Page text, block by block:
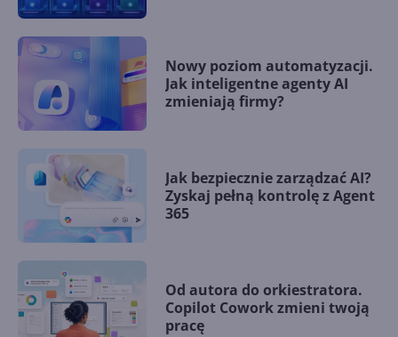
Nowy poziom automatyzacji.
Jak inteligentne agenty AI
zmieniają firmy?
Jak bezpiecznie zarządzać AI?
Zyskaj pełną kontrolę z Agent
365
Od autora do orkiestratora.
Copilot Cowork zmieni twoją
pracę